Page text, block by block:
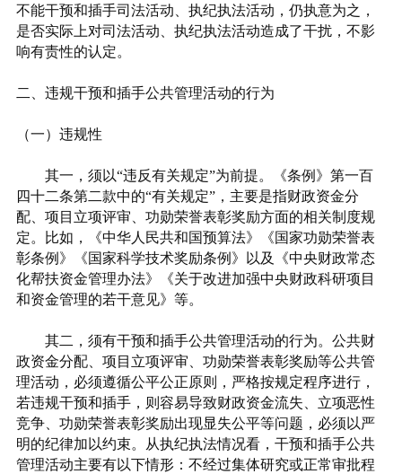
不能干预和插手司法活动、执纪执法活动，仍执意为之，
是否实际上对司法活动、执纪执法活动造成了干扰，不影
响有责性的认定。
二、违规干预和插手公共管理活动的行为
（一）违规性
其一，须以“违反有关规定”为前提。《条例》第一百
四十二条第二款中的“有关规定”，主要是指财政资金分
配、项目立项评审、功勋荣誉表彰奖励方面的相关制度规
定。比如，《中华人民共和国预算法》《国家功勋荣誉表
彰条例》《国家科学技术奖励条例》以及《中央财政常态
化帮扶资金管理办法》《关于改进加强中央财政科研项目
和资金管理的若干意见》等。
其二，须有干预和插手公共管理活动的行为。公共财
政资金分配、项目立项评审、功勋荣誉表彰奖励等公共管
理活动，必须遵循公平公正原则，严格按规定程序进行，
若违规干预和插手，则容易导致财政资金流失、立项恶性
竞争、功勋荣誉表彰奖励出现显失公平等问题，必须以严
明的纪律加以约束。从执纪执法情况看，干预和插手公共
管理活动主要有以下情形：不经过集体研究或正常审批程